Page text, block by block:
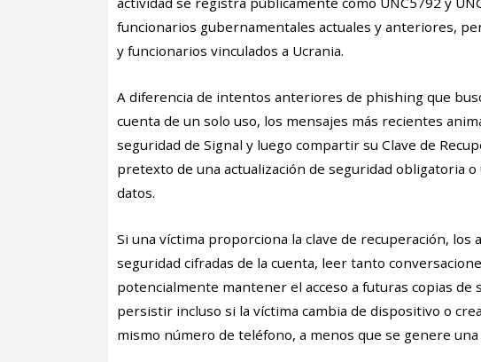
funcionarios gubernamentales actuales y anteriores,
y funcionarios vinculados a Ucrania.
A diferencia de intentos anteriores de phishing que
cuenta de un solo uso, los mensajes más recientes
seguridad de Signal y luego compartir su Clave de
pretexto de una actualización de seguridad obligatoria
datos.
Si una víctima proporciona la clave de recuperación,
seguridad cifradas de la cuenta, leer tanto
potencialmente mantener el acceso a futuras copias de
persistir incluso si la víctima cambia de dispositivo o
mismo número de teléfono, a menos que se genere